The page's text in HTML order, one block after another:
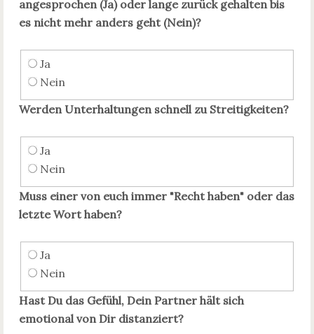
angesprochen (Ja) oder lange zurück gehalten bis
es nicht mehr anders geht (Nein)?
Ja
Nein
Werden Unterhaltungen schnell zu Streitigkeiten?
Ja
Nein
Muss einer von euch immer "Recht haben" oder das
letzte Wort haben?
Ja
Nein
Hast Du das Gefühl, Dein Partner hält sich
emotional von Dir distanziert?